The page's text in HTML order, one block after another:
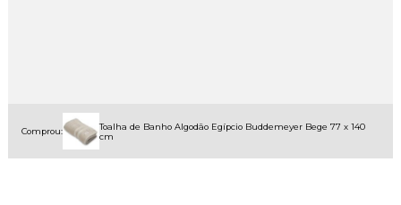
Comprou:
Toalha de Banho Algodão Egípcio Buddemeyer Bege 77 x 140
cm